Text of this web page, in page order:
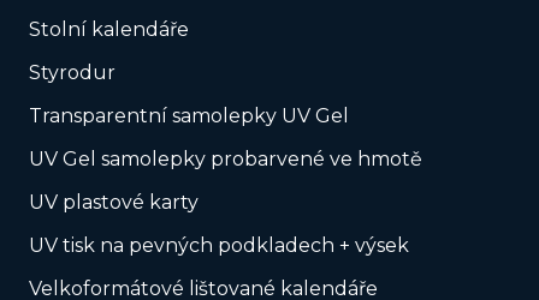
Stolní kalendáře
Styrodur
Transparentní samolepky UV Gel
UV Gel samolepky probarvené ve hmotě
UV plastové karty
UV tisk na pevných podkladech + výsek
Velkoformátové lištované kalendáře